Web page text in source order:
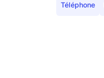
Téléphone